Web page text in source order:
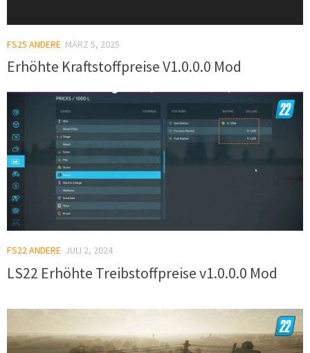
FS25 ANDERE MÄRZ 5, 2025
Erhöhte Kraftstoffpreise V1.0.0.0 Mod
FS22 ANDERE JULI 2, 2024
LS22 Erhöhte Treibstoffpreise v1.0.0.0 Mod